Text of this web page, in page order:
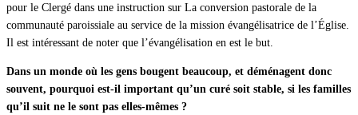
pour le Clergé dans une instruction sur La conversion pastorale de la
communauté paroissiale au service de la mission évangélisatrice de l’Église.
Il est intéressant de noter que l’évangélisation en est le but.
Dans un monde où les gens bougent beaucoup, et déménagent donc
souvent, pourquoi est-il important qu’un curé soit stable, si les familles
qu’il suit ne le sont pas elles-mêmes ?